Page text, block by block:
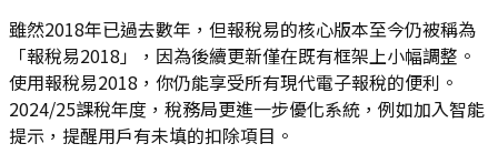
雖然2018年已過去數年，但報稅易的核心版本至今仍被稱為
「報稅易2018」，因為後續更新僅在既有框架上小幅調整。
使用報稅易2018，你仍能享受所有現代電子報稅的便利。
2024/25課稅年度，稅務局更進一步優化系統，例如加入智能
提示，提醒用戶有未填的扣除項目。